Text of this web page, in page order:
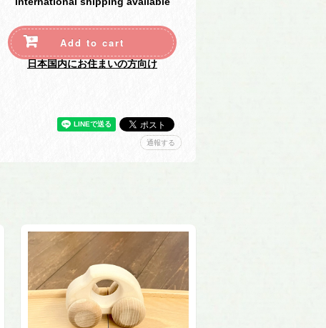
Add to cart
日本国内にお住まいの方向け
通報する